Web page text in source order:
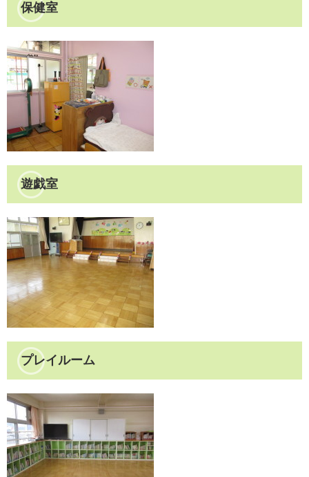
保健室
遊戯室
プレイルーム